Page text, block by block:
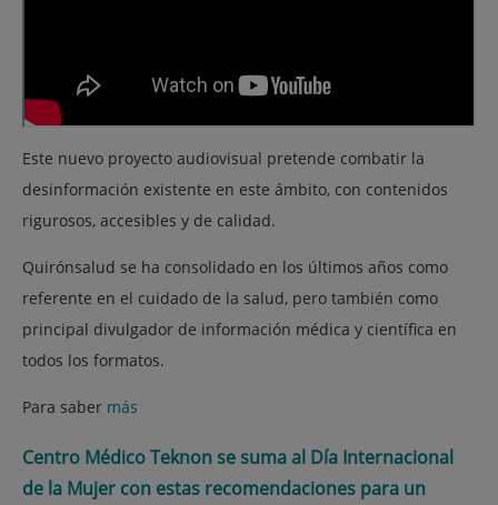
Este nuevo proyecto audiovisual pretende combatir la
desinformación existente en este ámbito, con contenidos
rigurosos, accesibles y de calidad.
Quirónsalud se ha consolidado en los últimos años como
referente en el cuidado de la salud, pero también como
principal divulgador de información médica y científica en
todos los formatos.
Para saber más
Centro Médico Teknon se suma al Día Internacional
de la Mujer con estas recomendaciones para un